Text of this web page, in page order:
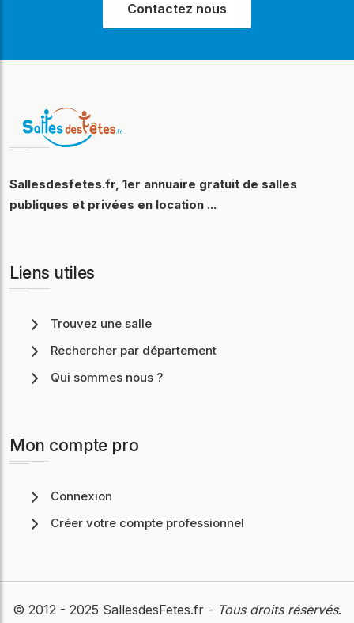
Contactez nous
Sallesdesfetes.fr, 1er annuaire gratuit de salles
publiques et privées en location ...
Liens utiles
Trouvez une salle
Rechercher par département
Qui sommes nous ?
Mon compte pro
Connexion
Créer votre compte professionnel
© 2012 - 2025 SallesdesFetes.fr - Tous droits réservés.